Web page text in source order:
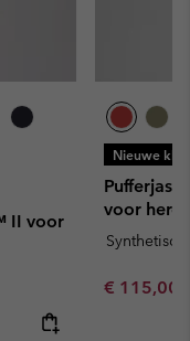
II voor
Nieuwe
Pufferjas
voor heren
Minimum
€ 115,00